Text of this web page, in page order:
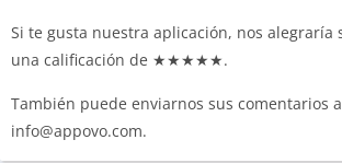
Si te gusta nuestra aplicación, nos alegraría
una calificación de ★★★★★.
También puede enviarnos sus comentarios a
info@appovo.com.